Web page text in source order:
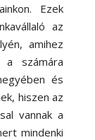
Ezek
az
amihez
a számára
és
hiszen az
vannak a
mindenki